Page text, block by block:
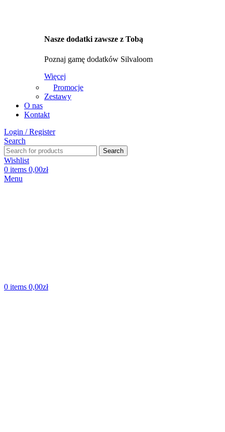
Nasze dodatki zawsze z Tobą
Poznaj gamę dodatków Silvaloom
Więcej
Promocje
Zestawy
O nas
Kontakt
Login / Register
Search
Search
Wishlist
0 items 0,00zł
Menu
0 items 0,00zł